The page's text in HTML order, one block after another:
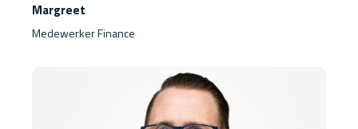
Margreet
Medewerker Finance